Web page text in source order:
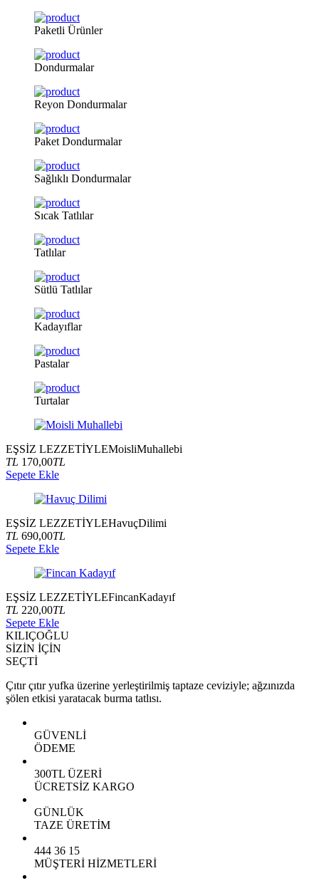
Paketli Ürünler
Dondurmalar
Reyon Dondurmalar
Paket Dondurmalar
Sağlıklı Dondurmalar
Sıcak Tatlılar
Tatlılar
Sütlü Tatlılar
Kadayıflar
Pastalar
Turtalar
EŞSİZ LEZZETİYLEMoisliMuhallebi
TL 170,00TL
Sepete Ekle
EŞSİZ LEZZETİYLEHavuçDilimi
TL 690,00TL
Sepete Ekle
EŞSİZ LEZZETİYLEFincanKadayıf
TL 220,00TL
Sepete Ekle
KILIÇOĞLU
SİZİN İÇİN
SEÇTİ
Çıtır çıtır yufka üzerine yerleştirilmiş taptaze ceviziyle; ağzınızda
şölen etkisi yaratacak burma tatlısı.
GÜVENLİ
ÖDEME
300TL ÜZERİ
ÜCRETSİZ KARGO
GÜNLÜK
TAZE ÜRETİM
444 36 15
MÜŞTERİ HİZMETLERİ